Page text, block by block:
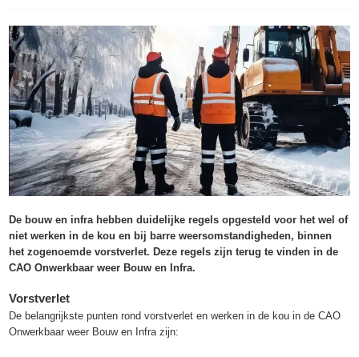
De bouw en infra hebben duidelijke regels opgesteld voor het wel of
niet werken in de kou en bij barre weersomstandigheden, binnen
het zogenoemde vorstverlet. Deze regels zijn terug te vinden in de
CAO Onwerkbaar weer Bouw en Infra.
Vorstverlet
De belangrijkste punten rond vorstverlet en werken in de kou in de CAO
Onwerkbaar weer Bouw en Infra zijn: